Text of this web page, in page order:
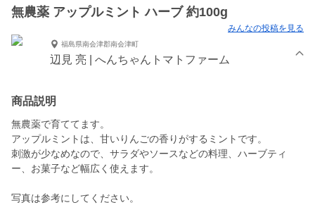
無農薬 アップルミント ハーブ 約100g
みんなの投稿を見る
福島県南会津郡南会津町
辺見 亮 | へんちゃんトマトファーム
商品説明
無農薬で育ててます。
アップルミントは、甘いりんごの香りがするミントです。
刺激が少なめなので、サラダやソースなどの料理、ハーブティ
ー、お菓子など幅広く使えます。
写真は参考にしてください。